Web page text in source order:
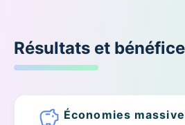
Résultats et
Économies